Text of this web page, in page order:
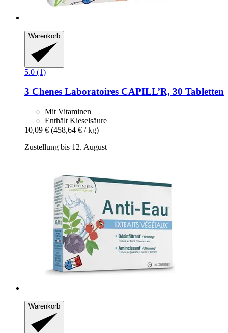
Warenkorb
5.0 (1)
3 Chenes Laboratoires CAPILL’R, 30 Tabletten
Mit Vitaminen
Enthält Kieselsäure
10,09 € (458,64 € / kg)
Zustellung bis 12. August
Warenkorb